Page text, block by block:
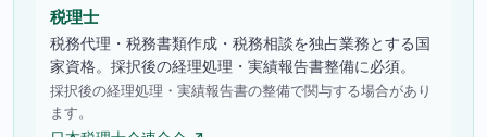
税理士
税務代理・税務書類作成・税務相談を独占業務とする国
家資格。採択後の経理処理・実績報告書整備に必須。
採択後の経理処理・実績報告書の整備で関与する場合があり
ます。